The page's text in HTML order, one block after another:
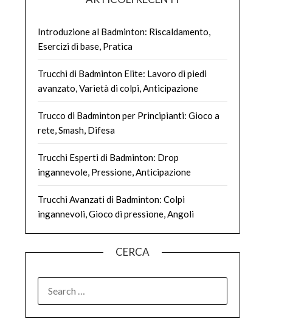
Introduzione al Badminton: Riscaldamento,
Esercizi di base, Pratica
Trucchi di Badminton Elite: Lavoro di piedi
avanzato, Varietà di colpi, Anticipazione
Trucco di Badminton per Principianti: Gioco a
rete, Smash, Difesa
Trucchi Esperti di Badminton: Drop
ingannevole, Pressione, Anticipazione
Trucchi Avanzati di Badminton: Colpi
ingannevoli, Gioco di pressione, Angoli
CERCA
FOR: